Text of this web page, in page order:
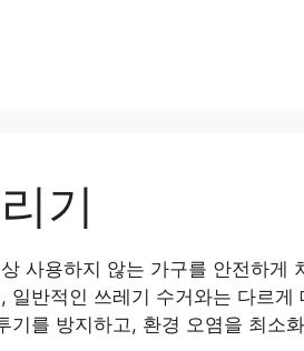
기
사용하지 않는 가구를 안전하게
일반적인 쓰레기 수거와는 다르
기를 방지하고, 환경 오염을 최소